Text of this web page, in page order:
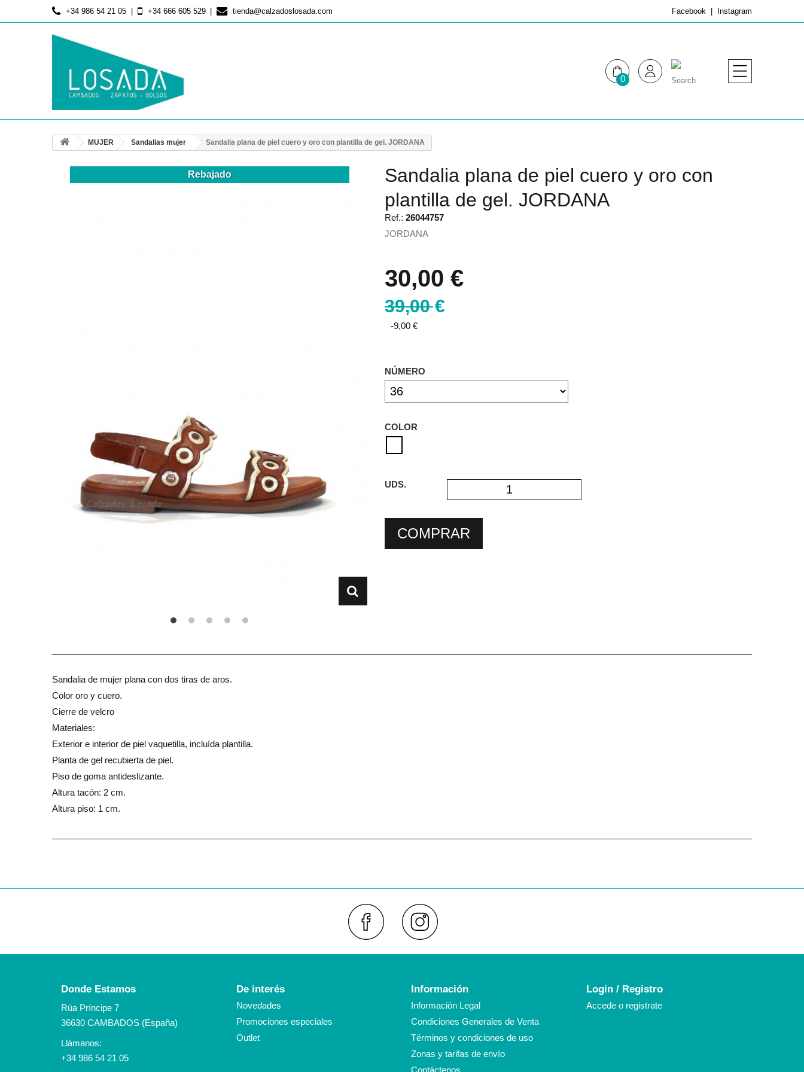
+34 986 54 21 05 +34 666 605 529 tienda@calzadoslosada.com Facebook Instagram
0
MUJER Sandalias mujer Sandalia plana de piel cuero y oro con plantilla de gel. JORDANA
Sandalia plana de piel cuero y oro con
plantilla de gel. JORDANA
Ref.: 26044757
JORDANA
Rebajado
30,00 €
39,00 €
-9,00 €
NÚMERO
COLOR
UDS.
COMPRAR
Sandalia de mujer plana con dos tiras de aros.
Color oro y cuero.
Cierre de velcro
Materiales:
Exterior e interior de piel vaquetilla, incluída plantilla.
Planta de gel recubierta de piel.
Piso de goma antideslizante.
Altura tacón: 2 cm.
Altura piso: 1 cm.
Facebook
Donde Estamos
Rúa Príncipe 7
36630 CAMBADOS (España)
Llámanos:
+34 986 54 21 05
De interés
Novedades
Promociones especiales
Outlet
Información
Información Legal
Condiciones Generales de Venta
Términos y condiciones de uso
Zonas y tarifas de envío
Contáctenos
Login / Registro
Accede o registrate